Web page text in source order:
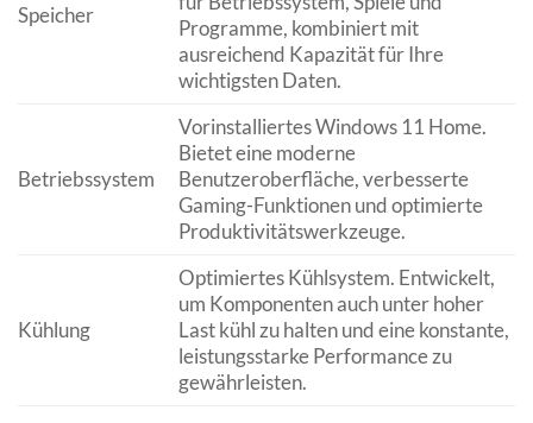
Speicher
Programme, kombiniert mit
ausreichend Kapazität für Ihre
wichtigsten Daten.
Betriebssystem
Vorinstalliertes Windows 11 Home.
Bietet eine moderne
Benutzeroberfläche, verbesserte
Gaming-Funktionen und optimierte
Produktivitätswerkzeuge.
Kühlung
Optimiertes Kühlsystem. Entwickelt,
um Komponenten auch unter hoher
Last kühl zu halten und eine konstante,
leistungsstarke Performance zu
gewährleisten.